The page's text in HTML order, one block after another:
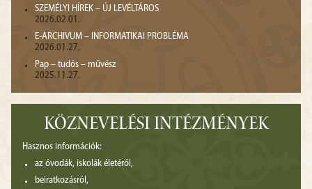
SZEMÉLYI HÍREK – ÚJ LEVÉLTÁROS
2026.02.01.
E-ARCHIVUM – INFORMATIKAI PROBLÉMA
2026.01.27.
Pap – tudós – művész
2025.11.27.
KÖZNEVELÉSI INTÉZMÉNYEK
Hasznos információk:
az óvodák, iskolák életéről,
beiratkozásról,